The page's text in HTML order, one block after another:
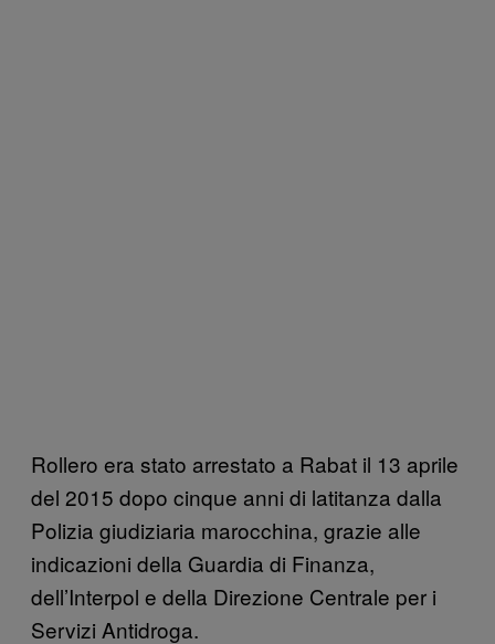
Rollero era stato arrestato a Rabat il 13 aprile
del 2015 dopo cinque anni di latitanza dalla
Polizia giudiziaria marocchina, grazie alle
indicazioni della Guardia di Finanza,
dell’Interpol e della Direzione Centrale per i
Servizi Antidroga.